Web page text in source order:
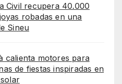
Civil recupera 40.000
robadas en una
Sineu
calienta motores para
de fiestas inspiradas en